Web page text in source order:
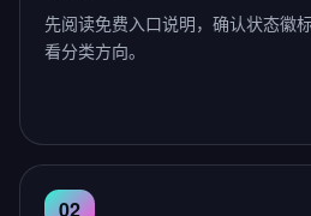
先阅读免费入口说明，确认状态徽
看分类方向。